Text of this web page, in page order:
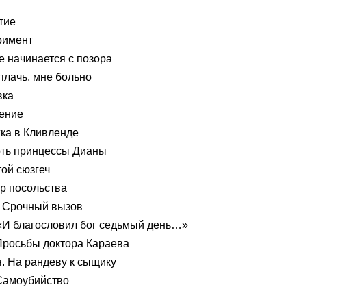
начинается с позора
мне больно
в Кливленде
принцессы Дианы
сюзгеч
посольства
Срочный вызов
благословил бог седьмый день…»
доктора Караева
На рандеву к сыщику